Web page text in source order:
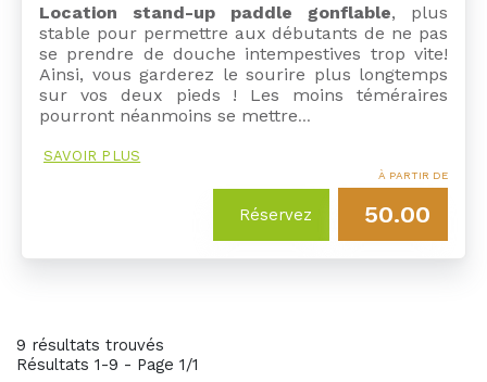
Location stand-up paddle gonflable, plus
stable pour permettre aux débutants de ne pas
se prendre de douche intempestives trop vite!
Ainsi, vous garderez le sourire plus longtemps
sur vos deux pieds ! Les moins téméraires
pourront néanmoins se mettre…
SAVOIR PLUS
Réservez
À PARTIR DE
50.00
9 résultats trouvés
Résultats 1-9 - Page 1/1